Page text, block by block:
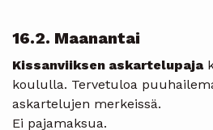
16.2. Maanantai
Kissanviiksen askartelupaja
koululla. Tervetuloa
askartelujen merkeissä.
Ei pajamaksua.